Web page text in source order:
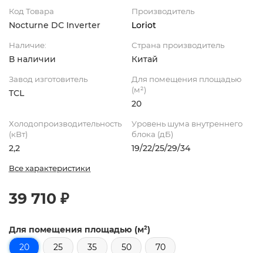
Код Товара
Nocturne DC Inverter
Производитель
Loriot
Наличие:
В наличии
Страна производитель
Китай
Завод изготовитель
TCL
Для помещения площадью
(м²)
20
Холодопроизводительность
(кВт)
2,2
Уровень шума внутреннего
блока (дБ)
19/22/25/29/34
Все характеристики
39 710 ₽
Для помещения площадью (м²)
20
25 35 50 70